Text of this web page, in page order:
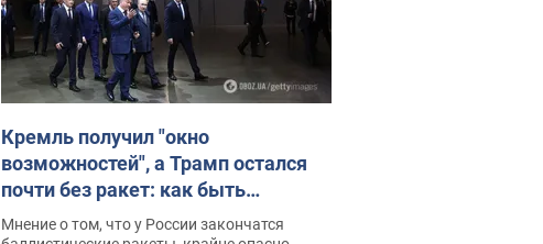
Кремль получил "окно
возможностей", а Трамп остался
почти без ракет: как быть
Украине? Интервью с Мельником
Мнение о том, что у России закончатся